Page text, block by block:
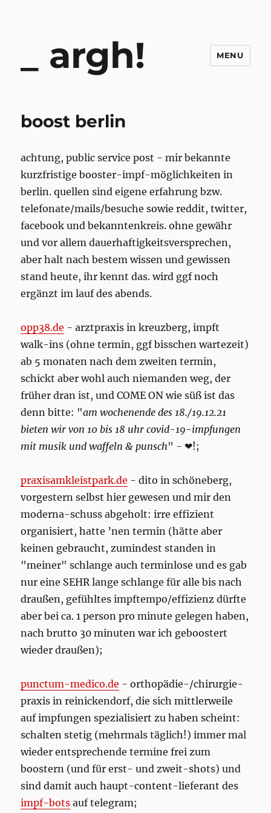
argh! MENU
boost berlin
achtung, public service post - mir bekannte
kurzfristige booster-impf-möglichkeiten in
berlin. quellen sind eigene erfahrung bzw.
telefonate/mails/besuche sowie reddit, twitter,
facebook und bekanntenkreis. ohne gewähr
und vor allem dauerhaftigkeitsversprechen,
aber halt nach bestem wissen und gewissen
stand heute, ihr kennt das. wird ggf noch
ergänzt im lauf des abends.
opp38.de - arztpraxis in kreuzberg, impft
walk-ins (ohne termin, ggf bisschen wartezeit)
ab 5 monaten nach dem zweiten termin,
schickt aber wohl auch niemanden weg, der
früher dran ist, und COME ON wie süß ist das
denn bitte: "am wochenende des 18./19.12.21
bieten wir von 10 bis 18 uhr covid-19-impfungen
mit musik und waffeln & punsch" - ❤!;
praxisamkleistpark.de - dito in schöneberg,
vorgestern selbst hier gewesen und mir den
moderna-schuss abgeholt: irre effizient
organisiert, hatte ’nen termin (hätte aber
keinen gebraucht, zumindest standen in
"meiner" schlange auch terminlose und es gab
nur eine SEHR lange schlange für alle bis nach
draußen, gefühltes impftempo/effizienz dürfte
aber bei ca. 1 person pro minute gelegen haben,
nach brutto 30 minuten war ich geboostert
wieder draußen);
punctum-medico.de - orthopädie-/chirurgie-
praxis in reinickendorf, die sich mittlerweile
auf impfungen spezialisiert zu haben scheint:
schalten stetig (mehrmals täglich!) immer mal
wieder entsprechende termine frei zum
boostern (und für erst- und zweit-shots) und
sind damit auch haupt-content-lieferant des
impf-bots auf telegram;